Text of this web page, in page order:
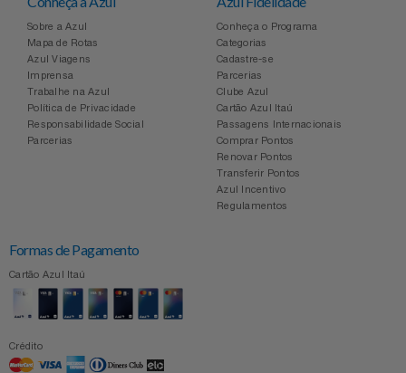
Sobre a Azul
Mapa de Rotas
Azul Viagens
Imprensa
Trabalhe na Azul
Política de Privacidade
Responsabilidade Social
Parcerias
Conheça o Programa
Categorias
Cadastre-se
Parcerias
Clube Azul
Cartão Azul Itaú
Passagens Internacionais
Comprar Pontos
Renovar Pontos
Transferir Pontos
Azul Incentivo
Regulamentos
Formas de Pagamento
Cartão Azul Itaú
Crédito